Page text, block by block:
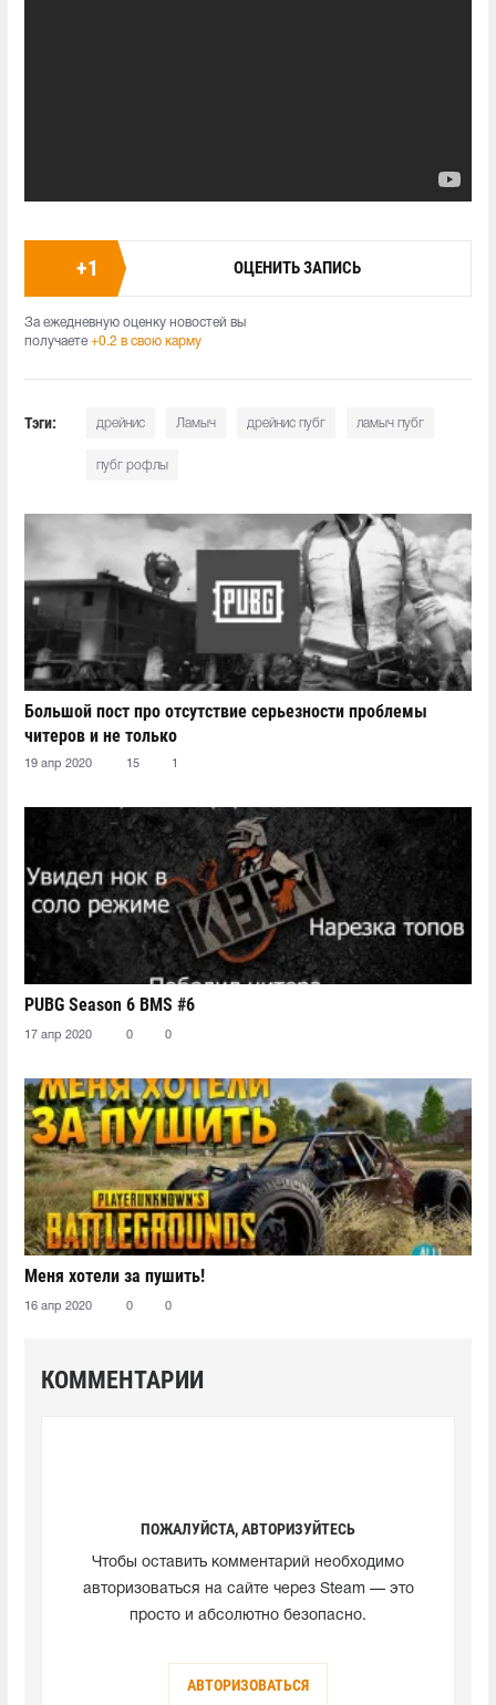
+1 ОЦЕНИТЬ ЗАПИСЬ
За ежедневную оценку новостей вы
получаете +0.2 в свою карму
Тэги: дрейнис Ламыч дрейнис пубг ламыч пубг
пубг рофлы
Большой пост про отсутствие серьезности проблемы
читеров и не только
19 апр 2020 15 1
PUBG Season 6 BMS #6
17 апр 2020 0 0
Меня хотели за пушить!
16 апр 2020 0 0
КОММЕНТАРИИ
ПОЖАЛУЙСТА, АВТОРИЗУЙТЕСЬ
Чтобы оставить комментарий необходимо
авторизоваться на сайте через Steam — это
просто и абсолютно безопасно.
АВТОРИЗОВАТЬСЯ